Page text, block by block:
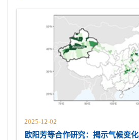
2025-12-02
欧阳芳等合作研究：揭示气候变